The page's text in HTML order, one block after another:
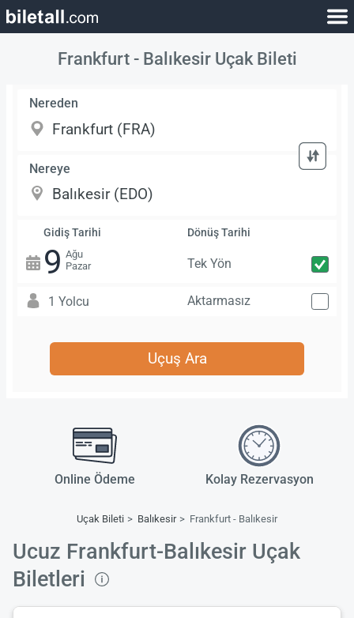
Frankfurt - Balıkesir Uçak Bileti
Nereden
Nereye
Gidiş Tarihi
9 Ağu
Pazar
Dönüş Tarihi
Tek Yön
1 Yolcu Aktarmasız
Uçuş Ara
Online Ödeme Kolay Rezervasyon
Uçak Bileti Balıkesir Frankfurt - Balıkesir
Ucuz Frankfurt-Balıkesir Uçak
Biletleri